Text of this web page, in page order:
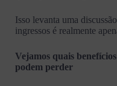
Isso levanta uma
ingressos é realmente
Vejamos quais
podem perder